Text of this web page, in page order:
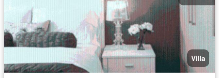
Villa